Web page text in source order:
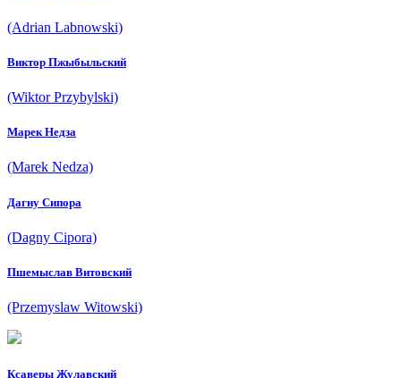
(Adrian Labnowski)
Виктор Пжыбыльский
(Wiktor Przybylski)
Марек Недза
(Marek Nedza)
Дагнy Cипора
(Dagny Cipora)
Пшемыслав Витовский
(Przemyslaw Witowski)
Ксаверы Жулавский